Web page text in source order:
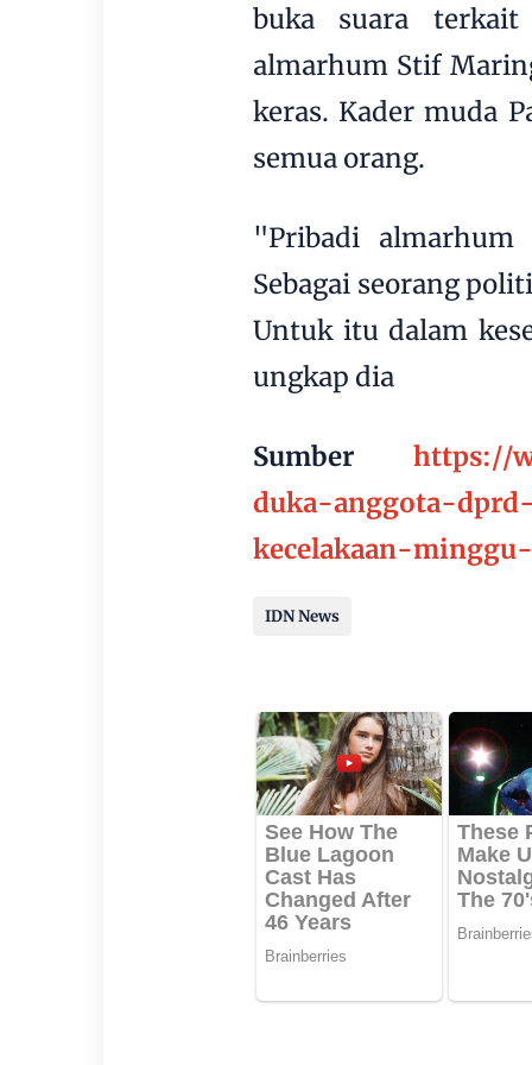
buka suara
almarhum Stif
keras. Kader muda
semua orang.
"Pribadi
Sebagai seorang
Untuk itu dalam
ungkap dia
Sumber https://
duka-anggota-
kecelakaan-
IDN News